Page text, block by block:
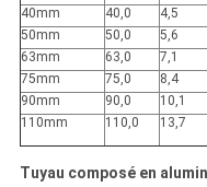
40mm
40,0 4,5
50mm
50,0 5,6
63mm
63,0 7,1
75mm
75,0 8,4
90mm
90,0 10,1
110mm
110,0 13,7
Tuyau composé en